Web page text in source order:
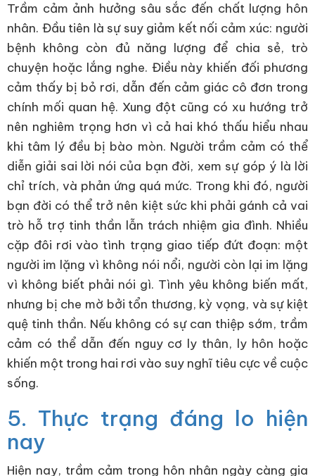
Trầm cảm ảnh hưởng sâu sắc đến chất lượng hôn
nhân. Đầu tiên là sự suy giảm kết nối cảm xúc: người
bệnh không còn đủ năng lượng để chia sẻ, trò
chuyện hoặc lắng nghe. Điều này khiến đối phương
cảm thấy bị bỏ rơi, dẫn đến cảm giác cô đơn trong
chính mối quan hệ. Xung đột cũng có xu hướng trở
nên nghiêm trọng hơn vì cả hai khó thấu hiểu nhau
khi tâm lý đều bị bào mòn. Người trầm cảm có thể
diễn giải sai lời nói của bạn đời, xem sự góp ý là lời
chỉ trích, và phản ứng quá mức. Trong khi đó, người
bạn đời có thể trở nên kiệt sức khi phải gánh cả vai
trò hỗ trợ tinh thần lẫn trách nhiệm gia đình. Nhiều
cặp đôi rơi vào tình trạng giao tiếp đứt đoạn: một
người im lặng vì không nói nổi, người còn lại im lặng
vì không biết phải nói gì. Tình yêu không biến mất,
nhưng bị che mờ bởi tổn thương, kỳ vọng, và sự kiệt
quệ tinh thần. Nếu không có sự can thiệp sớm, trầm
cảm có thể dẫn đến nguy cơ ly thân, ly hôn hoặc
khiến một trong hai rơi vào suy nghĩ tiêu cực về cuộc
sống.
5. Thực trạng đáng lo hiện
nay
Hiện nay, trầm cảm trong hôn nhân ngày càng gia